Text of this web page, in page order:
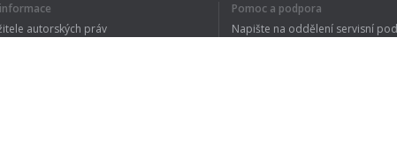
principaux
Vous avez des questions? Aucun problème,
informace
autorských práv
Pomoc a podpora
Napište na oddělení servisní